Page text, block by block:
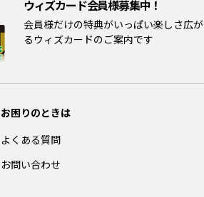
ウィズカード会員様募集中！
会員様だけの特典がいっぱい楽しさ広が
るウィズカードのご案内です
お困りのときは
よくある質問
お問い合わせ